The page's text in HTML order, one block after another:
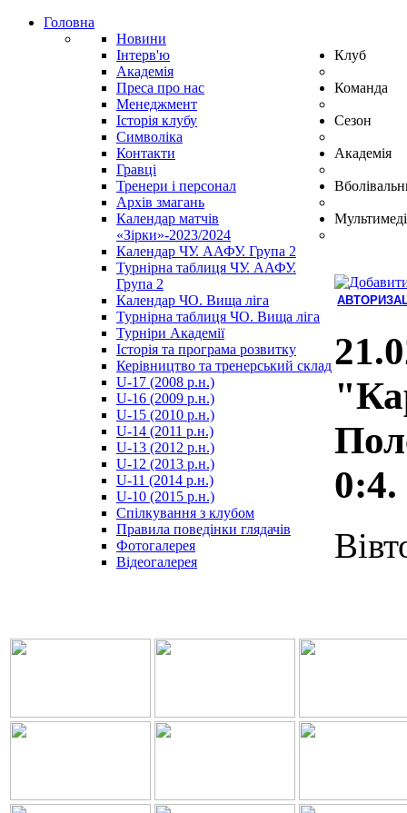
Головна
Новини
Інтерв'ю
Академія
Преса про нас
Клуб
Менеджмент
Історія клубу
Символіка
Контакти
Команда
Гравці
Тренери і персонал
Архів змагань
Сезон
Календар матчів
«Зірки»-2023/2024
Календар ЧУ. ААФУ. Група 2
Турнірна таблиця ЧУ. ААФУ.
Група 2
Календар ЧО. Вища ліга
Турнірна таблиця ЧО. Вища ліга
Академія
Турніри Академії
Історія та програма розвитку
Керівництво та тренерський склад
U-17 (2008 р.н.)
U-16 (2009 р.н.)
U-15 (2010 р.н.)
U-14 (2011 р.н.)
U-13 (2012 р.н.)
U-12 (2013 р.н.)
U-11 (2014 р.н.)
U-10 (2015 р.н.)
Спілкування з клубом
Правила поведінки глядачів
Фотогалерея
Відеогалерея